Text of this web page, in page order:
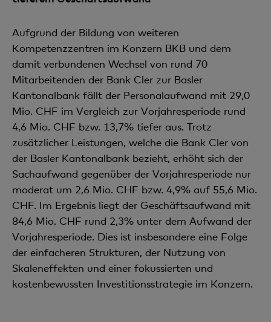
Aufgrund der Bildung von weiteren
Kompetenzzentren im Konzern BKB und dem
damit verbundenen Wechsel von rund 70
Mitarbeitenden der Bank Cler zur Basler
Kantonalbank fällt der Personalaufwand mit 29,0
Mio. CHF im Vergleich zur Vorjahresperiode rund
4,6 Mio. CHF bzw. 13,7% tiefer aus. Trotz
zusätzlicher Leistungen, welche die Bank Cler von
der Basler Kantonalbank bezieht, erhöht sich der
Sachaufwand gegenüber der Vorjahresperiode nur
moderat um 2,6 Mio. CHF bzw. 4,9% auf 55,6 Mio.
CHF. Im Ergebnis liegt der Geschäftsaufwand mit
84,6 Mio. CHF rund 2,3% unter dem Aufwand der
Vorjahresperiode. Dies ist insbesondere eine Folge
der einfacheren Strukturen, der Nutzung von
Skalen­effekten und einer fokussierten und
kostenbewussten Investitionsstrategie im Konzern.